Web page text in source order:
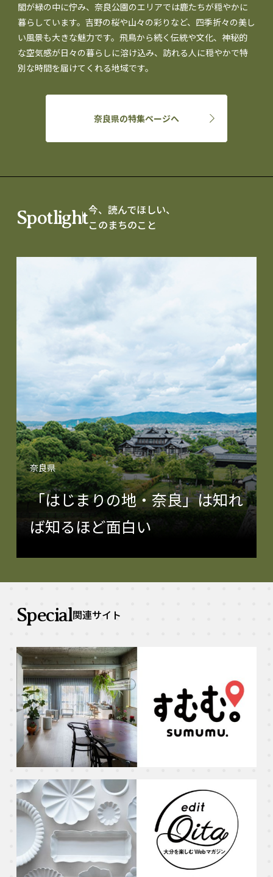
閣が緑の中に佇み、奈良公園のエリアでは鹿たちが穏やかに
暮らしています。吉野の桜や山々の彩りなど、四季折々の美し
い風景も大きな魅力です。飛鳥から続く伝統や文化、神秘的
な空気感が日々の暮らしに溶け込み、訪れる人に穏やかで特
別な時間を届けてくれる地域です。
奈良県の特集ページへ
Spotlight今、読んでほしい、
このまちのこと
奈良県
「はじまりの地・奈良」は知れ
ば知るほど面白い
Special関連サイト